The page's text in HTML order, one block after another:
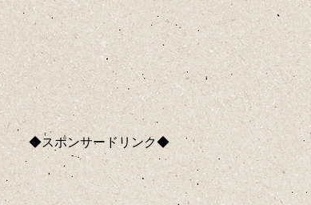
◆スポンサードリンク◆